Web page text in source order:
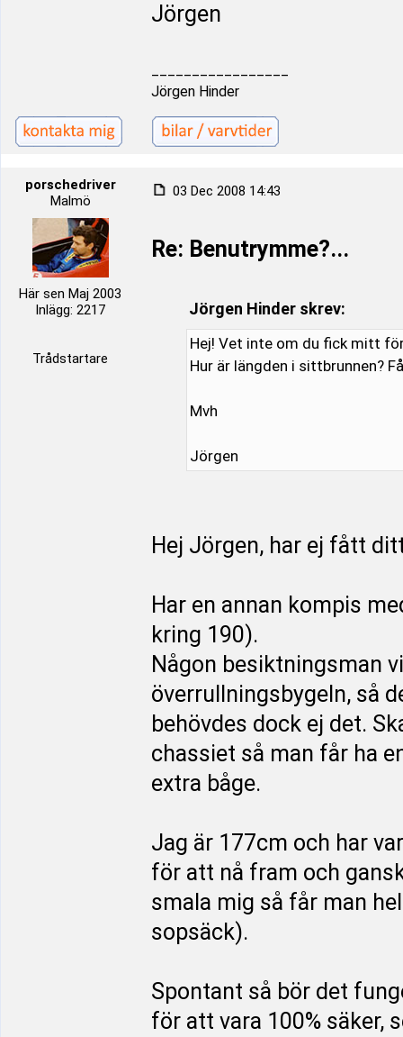
Jörgen
Jörgen Hinder
porschedriver
Malmö
Här sen Maj 2003
Inlägg: 2217
Trådstartare
03 Dec 2008 14:43
Re: Benutrymme?...
Jörgen Hinder skrev:
Hej! Vet inte om du fick mitt
Hur är längden i sittbrunnen?
Mvh
Jörgen
Hej Jörgen, har ej fått
Har en annan kompis
kring 190).
Någon besiktningsman
överrullningsbygeln, så
behövdes dock ej det.
chassiet så man får ha
extra båge.
Jag är 177cm och har
för att nå fram och
smala mig så får man
sopsäck).
Spontant så bör det
för att vara 100% säker,